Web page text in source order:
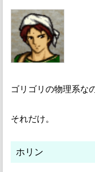
ゴリゴリの物理系な
それだけ。
ホリン